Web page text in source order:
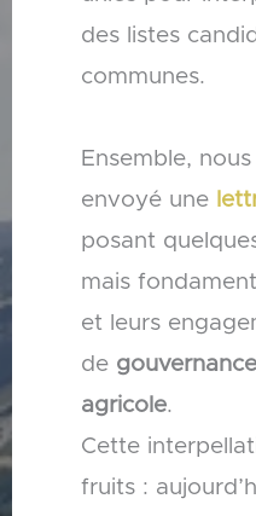
des listes
communes.
Ensemble,
envoyé une
posant
mais
et leurs
de
agricole.
Cette
fruits :